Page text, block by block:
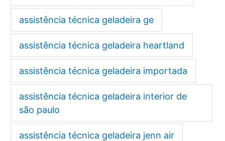
assistência técnica geladeira ge
assistência técnica geladeira heartland
assistência técnica geladeira importada
assistência técnica geladeira interior de
são paulo
assistência técnica geladeira jenn air